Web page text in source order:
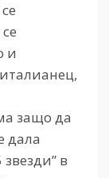
и
защо да
дала
в